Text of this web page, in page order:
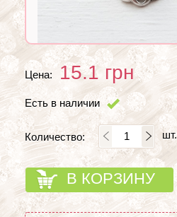
Цена: 15.1 грн
Есть в наличии
Количество: шт.
В КОРЗИНУ